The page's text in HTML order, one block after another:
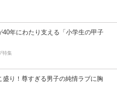
40年にわたり支える「小学生の甲子
特集
盛り！尊すぎる男子の純情ラブに胸